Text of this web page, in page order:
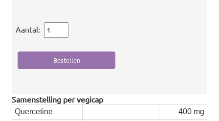
Aantal:
Samenstelling per vegicap
Quercetine
400 mg